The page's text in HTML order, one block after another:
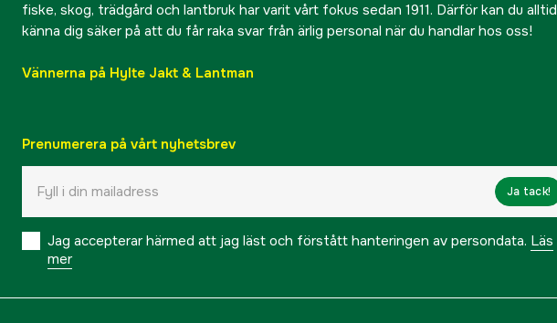
fiske, skog, trädgård och lantbruk har varit vårt fokus sedan 1911. Därför kan du alltid
känna dig säker på att du får raka svar från ärlig personal när du handlar hos oss!
Vännerna på Hylte Jakt & Lantman
Prenumerera på vårt nyhetsbrev
Ja tack!
Jag accepterar härmed att jag läst och förstått hanteringen av persondata. Läs
mer